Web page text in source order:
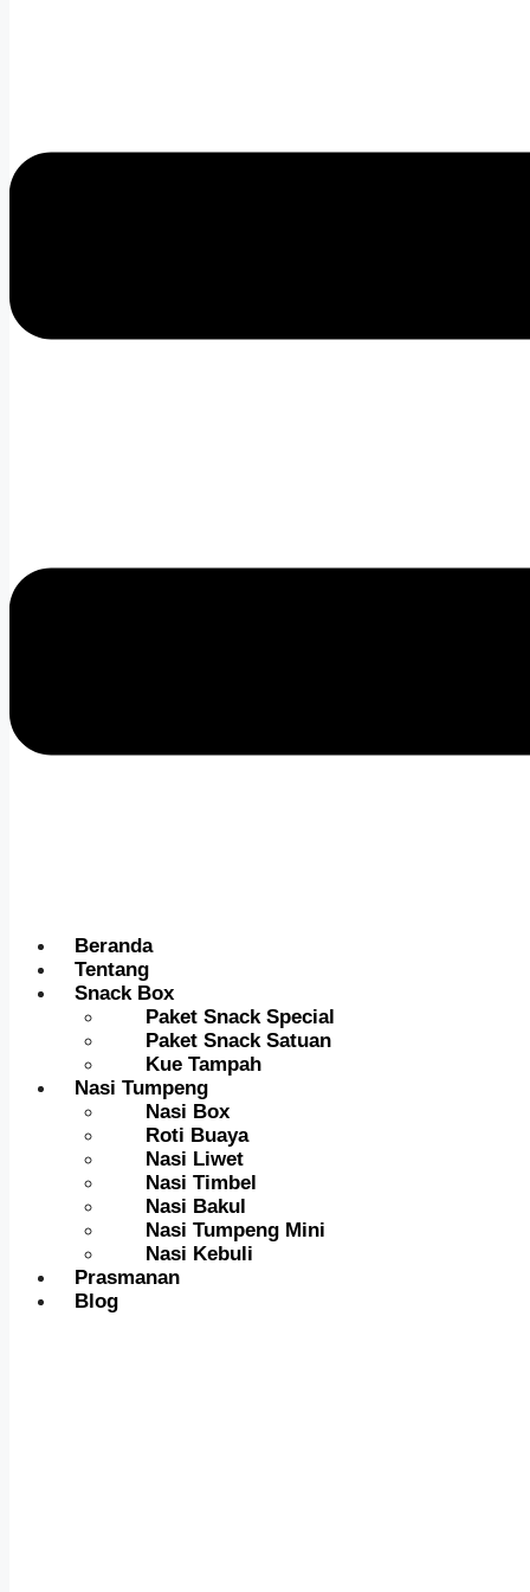
Beranda
Tentang
Snack Box
Paket Snack Special
Paket Snack Satuan
Kue Tampah
Nasi Tumpeng
Nasi Box
Roti Buaya
Nasi Liwet
Nasi Timbel
Nasi Bakul
Nasi Tumpeng Mini
Nasi Kebuli
Prasmanan
Blog